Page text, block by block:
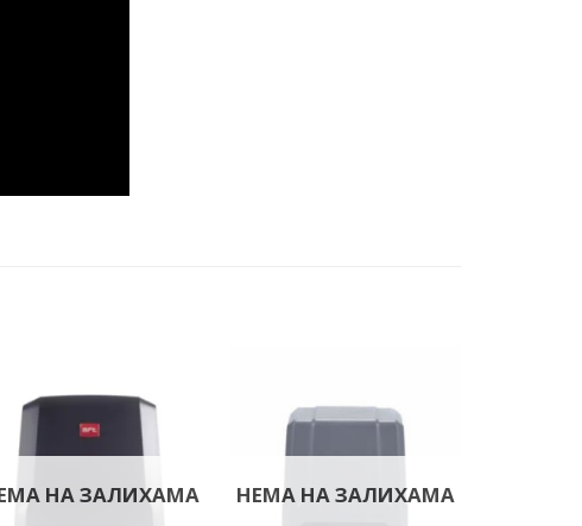
НА ЗАЛИХАМА НЕМА НА ЗАЛИХАМА